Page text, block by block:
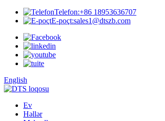
Telefon:+86 18953636707
E-poçt:sales1@dtszb.com
English
Ev
Həllər